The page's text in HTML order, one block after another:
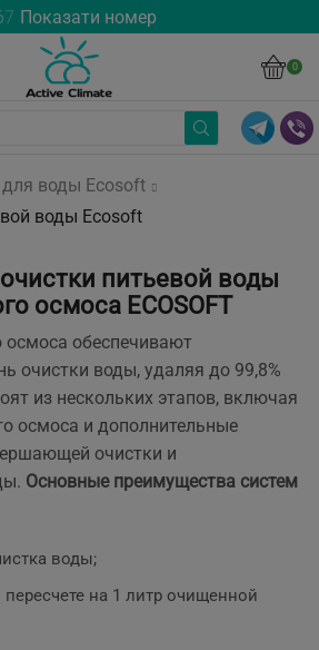
7 Показати номер
0
воды Ecosoft
воды Ecosoft
питьевой воды
осмоса ECOSOFT
осмоса обеспечивают
очистки воды, удаляя до 99,8%
из нескольких этапов, включая
осмоса и дополнительные
очистки и
Основные преимущества систем
воды;
на 1 литр очищенной